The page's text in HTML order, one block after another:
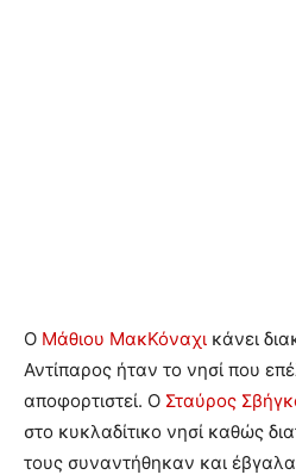
Ο Μάθιου ΜακΚόναχι κάνει
Αντίπαρος ήταν το νησί που
αποφορτιστεί. Ο Σταύρος
στο κυκλαδίτικο νησί καθώς
τους συναντήθηκαν και